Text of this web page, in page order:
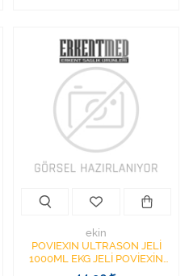
ekin
POVIEXIN ULTRASON JELİ
1000ML EKG JELİ POVİEXİN
EKİN